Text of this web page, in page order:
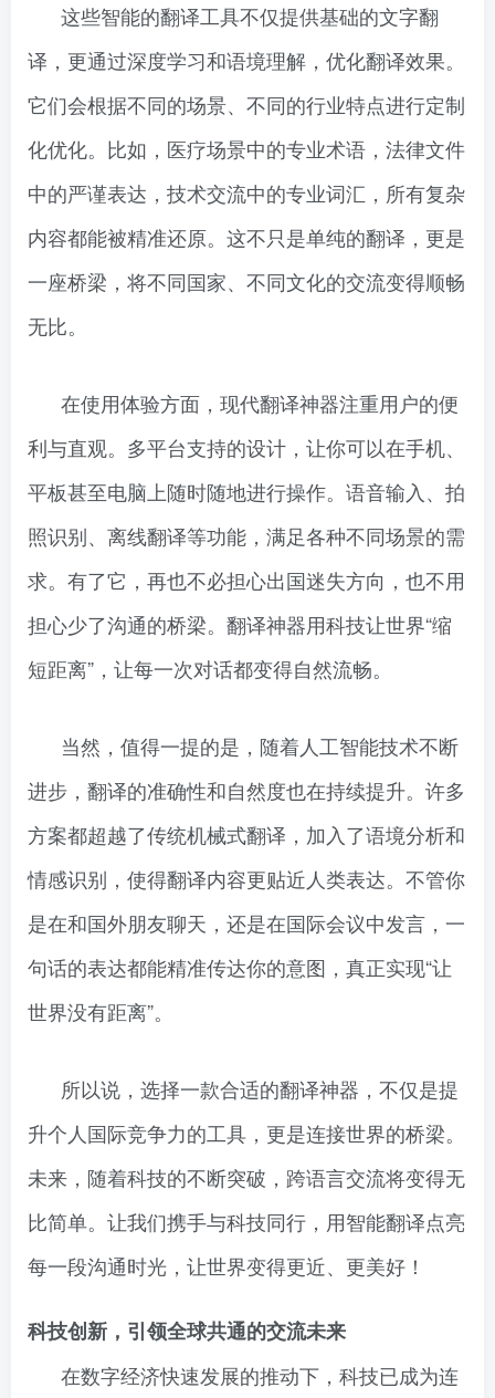
这些智能的翻译工具不仅提供基础的文字翻
译，更通过深度学习和语境理解，优化翻译效果。
它们会根据不同的场景、不同的行业特点进行定制
化优化。比如，医疗场景中的专业术语，法律文件
中的严谨表达，技术交流中的专业词汇，所有复杂
内容都能被精准还原。这不只是单纯的翻译，更是
一座桥梁，将不同国家、不同文化的交流变得顺畅
无比。
在使用体验方面，现代翻译神器注重用户的便
利与直观。多平台支持的设计，让你可以在手机、
平板甚至电脑上随时随地进行操作。语音输入、拍
照识别、离线翻译等功能，满足各种不同场景的需
求。有了它，再也不必担心出国迷失方向，也不用
担心少了沟通的桥梁。翻译神器用科技让世界“缩
短距离”，让每一次对话都变得自然流畅。
当然，值得一提的是，随着人工智能技术不断
进步，翻译的准确性和自然度也在持续提升。许多
方案都超越了传统机械式翻译，加入了语境分析和
情感识别，使得翻译内容更贴近人类表达。不管你
是在和国外朋友聊天，还是在国际会议中发言，一
句话的表达都能精准传达你的意图，真正实现“让
世界没有距离”。
所以说，选择一款合适的翻译神器，不仅是提
升个人国际竞争力的工具，更是连接世界的桥梁。
未来，随着科技的不断突破，跨语言交流将变得无
比简单。让我们携手与科技同行，用智能翻译点亮
每一段沟通时光，让世界变得更近、更美好！
科技创新，引领全球共通的交流未来
在数字经济快速发展的推动下，科技已成为连